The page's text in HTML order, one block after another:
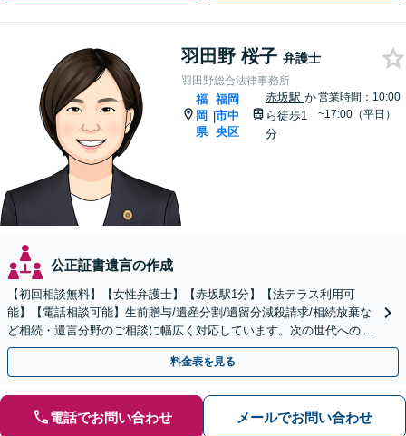
羽田野 桜子 弁護士
羽田野総合法律事務所
福
岡
県
|
福岡
市中
央区
赤坂駅 か
ら徒歩1
分
営業時間：10:00
~17:00（平日）
公正証書遺言の作成
【初回相談無料】【女性弁護士】【赤坂駅1分】【法テラス利用可
能】【電話相談可能】生前贈与/遺産分割/遺留分減殺請求/相続放棄な
ど相続・遺言分野のご相談に幅広く対応しています。次の世代へのよ
り良いバトンパスをお手伝いさせていただきます。
料金表を見る
電話でお問い合わせ メールでお問い合わせ